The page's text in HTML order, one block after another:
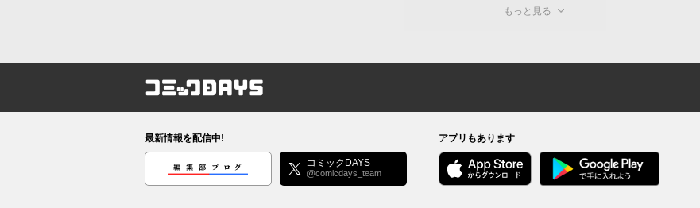
もっと見る
コミックDAYS
最新情報を配信中!
編集部ブログ コミックDAYS
@comicdays_team
アプリもあります